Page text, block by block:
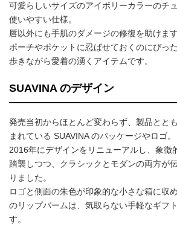
可愛らしいサイズのアイボリーカラーのチ
使いやすい仕様。
唇以外にも手肌のダメージの修復を助けます
ポーチやポケットに忍ばせておくのにぴっ
歩きながら愛着の湧くアイテムです。
SUAVINA のデザイン
発売当初からほとんど変わらず、製品とと
まれている SUAVINA のパッケージやロゴ。
2016年にデザインをリニューアルし、象徴
踏襲しつつ、クラシックとモダンの両方が
りました。
ロゴと側面の朱色が印象的な小さな箱に収
のリップバームは、気取らない手軽なギフ
す。